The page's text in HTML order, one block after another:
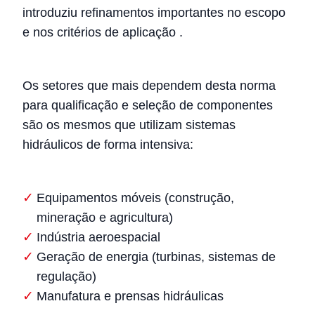
introduziu refinamentos importantes no escopo
e nos critérios de aplicação .
Os setores que mais dependem desta norma
para qualificação e seleção de componentes
são os mesmos que utilizam sistemas
hidráulicos de forma intensiva:
Equipamentos móveis (construção,
mineração e agricultura)
Indústria aeroespacial
Geração de energia (turbinas, sistemas de
regulação)
Manufatura e prensas hidráulicas